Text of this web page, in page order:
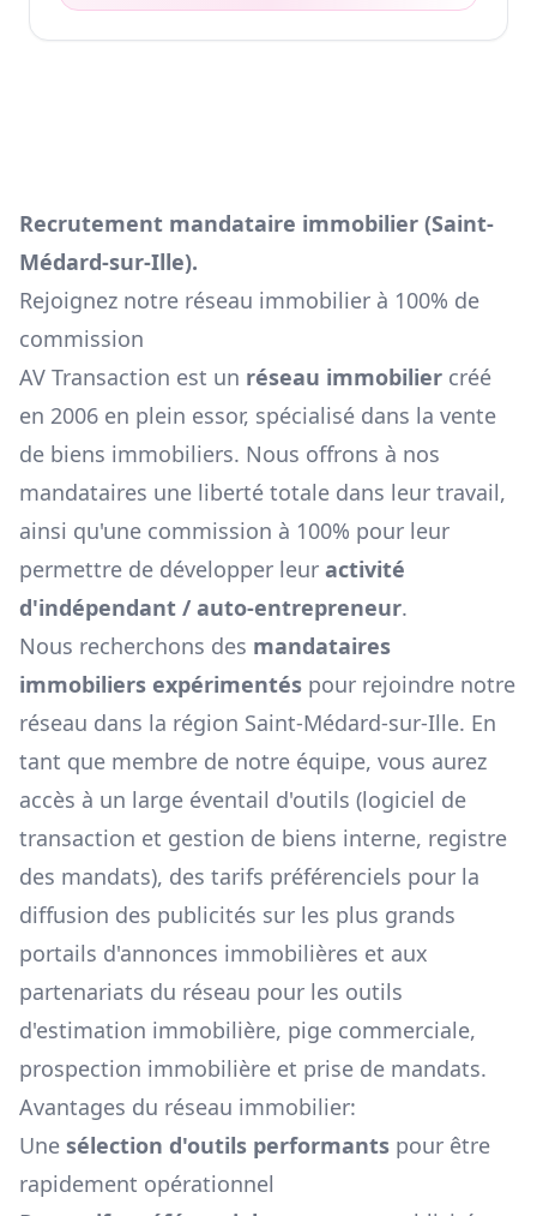
Recrutement mandataire immobilier (Saint-
Médard-sur-Ille).
Rejoignez notre réseau immobilier à 100% de
commission
AV Transaction est un réseau immobilier créé
en 2006 en plein essor, spécialisé dans la vente
de biens immobiliers. Nous offrons à nos
mandataires une liberté totale dans leur travail,
ainsi qu'une commission à 100% pour leur
permettre de développer leur activité
d'indépendant / auto-entrepreneur.
Nous recherchons des mandataires
immobiliers expérimentés pour rejoindre notre
réseau dans la région Saint-Médard-sur-Ille. En
tant que membre de notre équipe, vous aurez
accès à un large éventail d'outils (logiciel de
transaction et gestion de biens interne, registre
des mandats), des tarifs préférenciels pour la
diffusion des publicités sur les plus grands
portails d'annonces immobilières et aux
partenariats du réseau pour les outils
d'estimation immobilière, pige commerciale,
prospection immobilière et prise de mandats.
Avantages du réseau immobilier:
Une sélection d'outils performants pour être
rapidement opérationnel